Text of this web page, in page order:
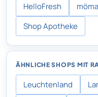
HelloFresh
Shop Apotheke
ÄHNLICHE SHOPS MIT
Leuchtenland